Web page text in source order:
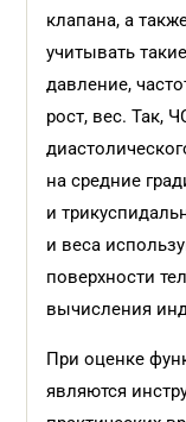
клапана, а
учитывать
давление,
рост, вес. Так,
на средние
и
и веса
поверхности
вычисления
При оценке
являются